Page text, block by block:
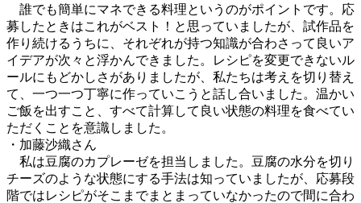
誰でも簡単にマネできる料理というのがポイントです。応
募したときはこれがベスト！と思っていましたが、試作品を
作り続けるうちに、それぞれが持つ知識が合わさって良いア
イデアが次々と浮かんできました。レシピを変更できないル
ールにもどかしさがありましたが、私たちは考えを切り替え
て、一つ一つ丁寧に作っていこうと話し合いました。温かい
ご飯を出すこと、すべて計算して良い状態の料理を食べてい
ただくことを意識しました。
・加藤沙織さん
私は豆腐のカプレーゼを担当しました。豆腐の水分を切り
チーズのような状態にする手法は知っていましたが、応募段
階ではレシピがそこまでまとまっていなかったので間に合わ